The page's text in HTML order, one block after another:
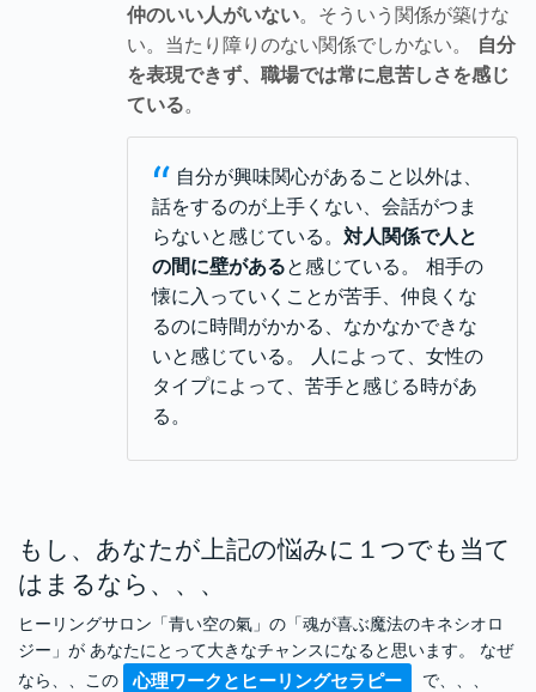
仲のいい人がいない。そういう関係が築けな
い。当たり障りのない関係でしかない。 自分
を表現できず、職場では常に息苦しさを感じ
ている。
“自分が興味関心があること以外は、
話をするのが上手くない、会話がつま
らないと感じている。 対人関係で人と
の間に壁があると感じている。 相手の
懐に入っていくことが苦手、仲良くな
るのに時間がかかる、なかなかできな
いと感じている。 人によって、女性の
タイプによって、苦手と感じる時があ
る。
もし、あなたが上記の悩みに１つでも当て
はまるなら、、、
ヒーリングサロン「青い空の氣」の「魂が喜ぶ魔法のキネシオロ
ジー」が あなたにとって大きなチャンスになると思います。 なぜ
なら、、この
心理ワークとヒーリングセラピー で、、、